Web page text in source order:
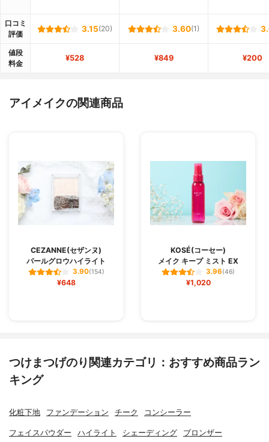
口コミ
評価
3.15(20) 3.60(1)
値段
料金
¥528 ¥849 ¥200
アイメイクの関連商品
CEZANNE(セザンヌ)
パールグロウハイライト
3.90(154)
¥648
KOSÉ(コーセー)
メイク キープ ミスト EX
3.96(46)
¥1,020
つけまつげのり関連カテゴリ：おすすめ商品ラン
キング
化粧下地 ファンデーション チーク コンシーラー
フェイスパウダー ハイライト シェーディング ブロンザー